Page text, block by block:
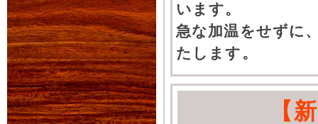
います。
急な加温をせずに
たします。
【